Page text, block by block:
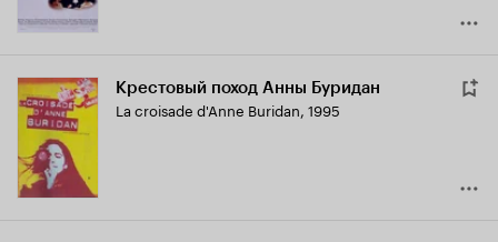
Крестовый поход Анны Буридан
La croisade d'Anne Buridan, 1995